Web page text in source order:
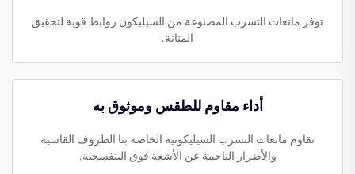
توفر مانعات التسرب المصنوعة من السيليكون روابط قوية لتحقيق
المتانة.
أداء مقاوم للطقس وموثوق به
تقاوم مانعات التسرب السيليكونية الخاصة بنا الظروف القاسية
والأضرار الناجمة عن الأشعة فوق البنفسجية.